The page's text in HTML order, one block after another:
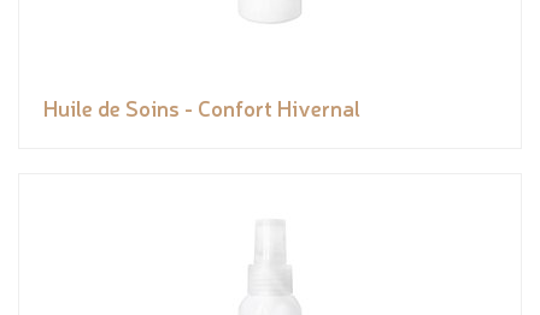
Huile de Soins - Confort Hivernal